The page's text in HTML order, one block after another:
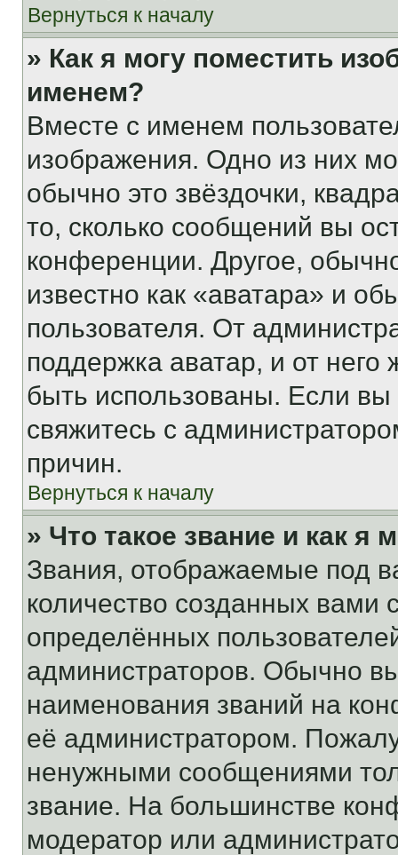
Вернуться к началу
» Как я могу поместить
именем?
Вместе с именем
изображения. Одно из них
обычно это звёздочки,
то, сколько сообщений вы
конференции. Другое,
известно как «аватара» и
пользователя. От
поддержка аватар, и от него
быть использованы. Если
свяжитесь с
причин.
Вернуться к началу
» Что такое звание и как я
Звания, отображаемые под
количество созданных
определённых
администраторов. Обычно
наименования званий на
её администратором.
ненужными сообщениями
звание. На большинстве
модератор или